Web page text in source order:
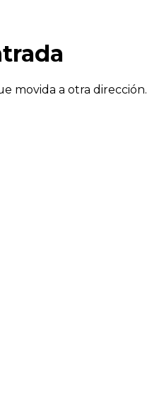
movida a otra dirección.